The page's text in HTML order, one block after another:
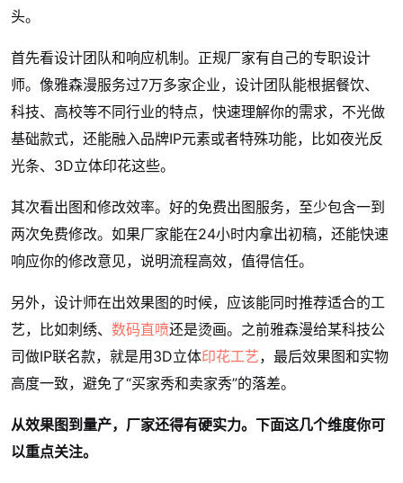
头。
首先看设计团队和响应机制。正规厂家有自己的专职设计
师。像雅森漫服务过7万多家企业，设计团队能根据餐饮、
科技、高校等不同行业的特点，快速理解你的需求，不光做
基础款式，还能融入品牌IP元素或者特殊功能，比如夜光反
光条、3D立体印花这些。
其次看出图和修改效率。好的免费出图服务，至少包含一到
两次免费修改。如果厂家能在24小时内拿出初稿，还能快速
响应你的修改意见，说明流程高效，值得信任。
另外，设计师在出效果图的时候，应该能同时推荐适合的工
艺，比如刺绣、 数码直喷还是烫画。之前雅森漫给某科技公
司做IP联名款，就是用3D立体印花工艺，最后效果图和实物
高度一致，避免了“买家秀和卖家秀”的落差。
从效果图到量产，厂家还得有硬实力。下面这几个维度你可
以重点关注。